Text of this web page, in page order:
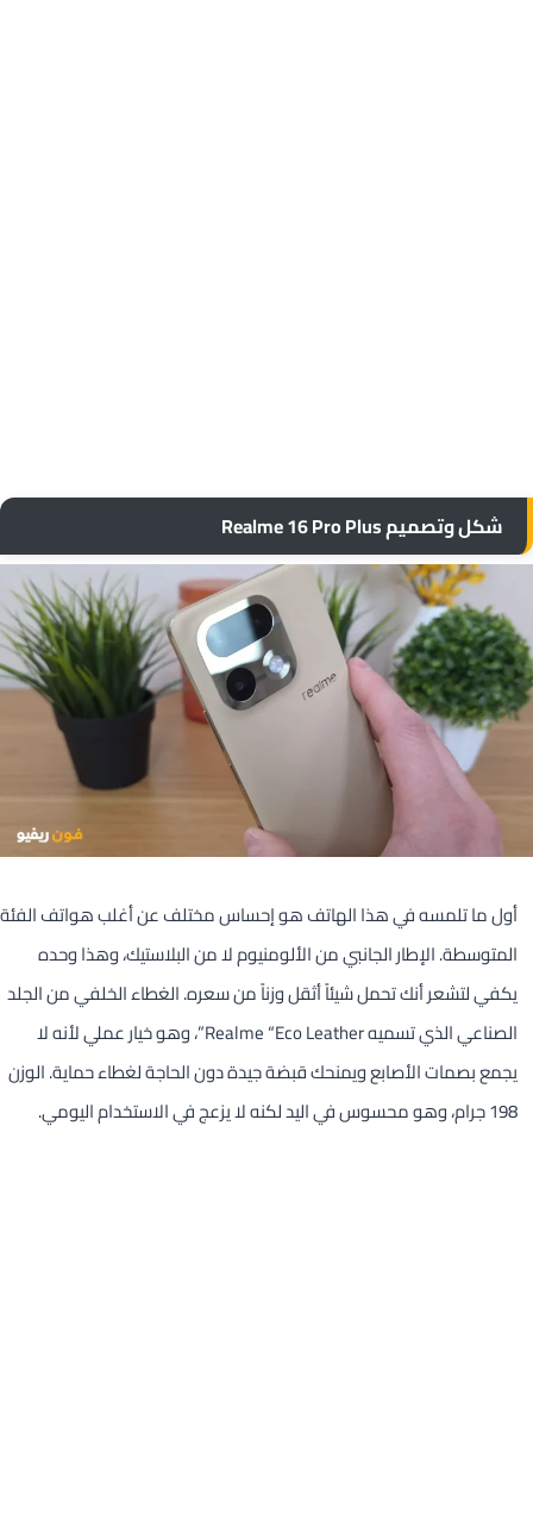
شكل وتصميم Realme 16 Pro Plus
أول ما تلمسه في هذا الهاتف هو إحساس مختلف عن أغلب هواتف الفئة
المتوسطة. الإطار الجانبي من الألومنيوم لا من البلاستيك، وهذا وحده
يكفي لتشعر أنك تحمل شيئاً أثقل وزناً من سعره. الغطاء الخلفي من الجلد
الصناعي الذي تسميه Realme “Eco Leather”، وهو خيار عملي لأنه لا
يجمع بصمات الأصابع ويمنحك قبضة جيدة دون الحاجة لغطاء حماية. الوزن
198 جرام، وهو محسوس في اليد لكنه لا يزعج في الاستخدام اليومي.